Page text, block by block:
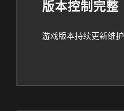
版本控制完整
游戏版本持续更新维护